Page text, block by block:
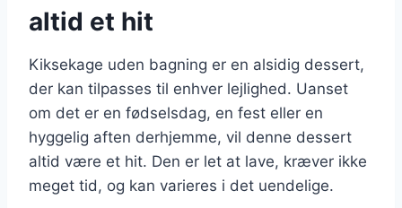
altid et hit
Kiksekage uden bagning er en alsidig dessert,
der kan tilpasses til enhver lejlighed. Uanset
om det er en fødselsdag, en fest eller en
hyggelig aften derhjemme, vil denne dessert
altid være et hit. Den er let at lave, kræver ikke
meget tid, og kan varieres i det uendelige.